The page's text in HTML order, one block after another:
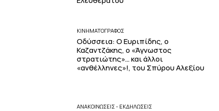
ΚΙΝΗΜΑΤΟΓΡΆΦΟΣ
Οδύσσεια: Ο Ευριπίδης, ο
Καζαντζάκης, ο «Άγνωστος
στρατιώτης»… και άλλοι
«ανθέλληνες»!, του Σπύρου Αλεξίου
ΑΝΑΚΟΙΝΩΣΕΙΣ - ΕΚΔΗΛΩΣΕΙΣ